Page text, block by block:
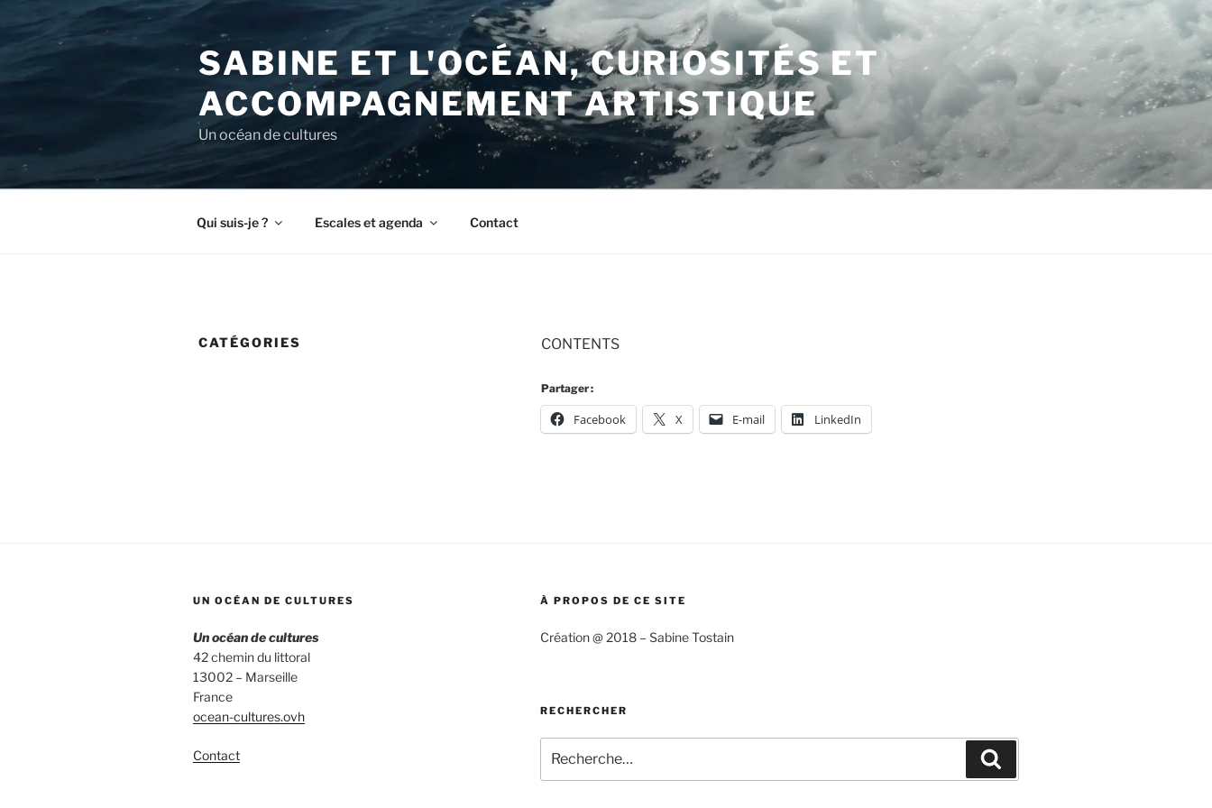
contenu
principal
SABINE ET L'OCÉAN, CURIOSITÉS ET
ACCOMPAGNEMENT ARTISTIQUE
Un océan de cultures
Qui suis-je ? Escales et agenda Contact
CATÉGORIES CONTENTS
Partager :
Facebook X E-mail LinkedIn
UN OCÉAN DE CULTURES
Un océan de cultures
42 chemin du littoral
13002 – Marseille
France
ocean-cultures.ovh
Contact
À PROPOS DE CE SITE
Création @ 2018 – Sabine Tostain
RECHERCHER
pour
: